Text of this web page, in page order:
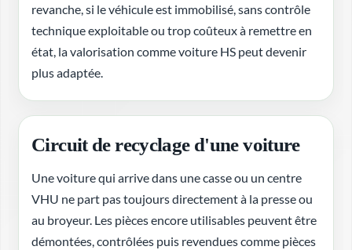
revanche, si le véhicule est immobilisé, sans contrôle
technique exploitable ou trop coûteux à remettre en
état, la valorisation comme voiture HS peut devenir
plus adaptée.
Circuit de recyclage d'une voiture
Une voiture qui arrive dans une casse ou un centre
VHU ne part pas toujours directement à la presse ou
au broyeur. Les pièces encore utilisables peuvent être
démontées, contrôlées puis revendues comme pièces